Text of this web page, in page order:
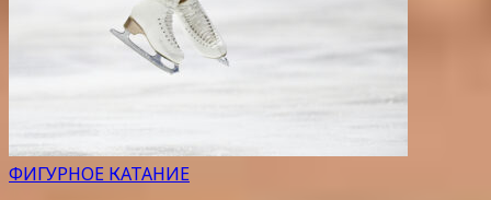
ФИГУРНОЕ КАТАНИЕ